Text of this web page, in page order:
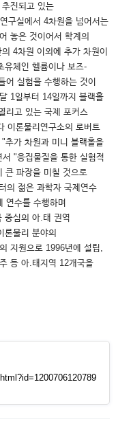
진되고 있는
구실에서 4차원을 넘어서는
놓은 것이어서 학계의
4차원 이외에 추가 차원이
유체인 헬륨이나 보즈-
실험을 수행하는 것이
1일부터 14일까지 블랙홀
리고 있는 국제 포커스
이론물리연구소의 로버트
추가 차원과 미니 블랙홀을
"응집물질을 통한 실험적
큰 파장을 미칠 것으로
의 젊은 과학자 국제연수
연수를 수행하며
중심의 아.태 권역
론물리 분야의
지원으로 1996년에 설립,
등 아.태지역 12개국을